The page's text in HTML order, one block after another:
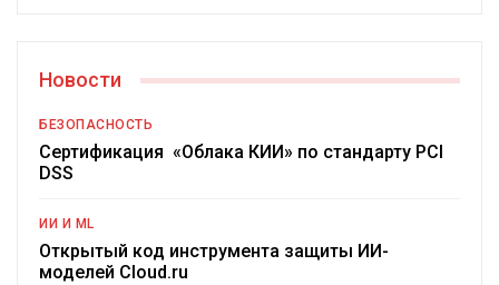
Новости
БЕЗОПАСНОСТЬ
Сертификация «Облака КИИ» по стандарту PCI
DSS
ИИ И ML
Открытый код инструмента защиты ИИ-
моделей Cloud.ru